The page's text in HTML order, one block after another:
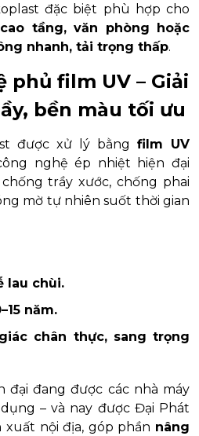
đặc biệt phù hợp cho
tầng, văn phòng hoặc
nhanh, tải trọng thấp.
phủ film UV – Giải
bền màu tối ưu
được xử lý bằng film UV
nghệ ép nhiệt hiện đại
trầy xước, chống phai
mờ tự nhiên suốt thời gian
lau chùi.
năm.
chân thực, sang trọng
đại đang được các nhà máy
– và nay được Đại Phát
xuất nội địa, góp phần nâng